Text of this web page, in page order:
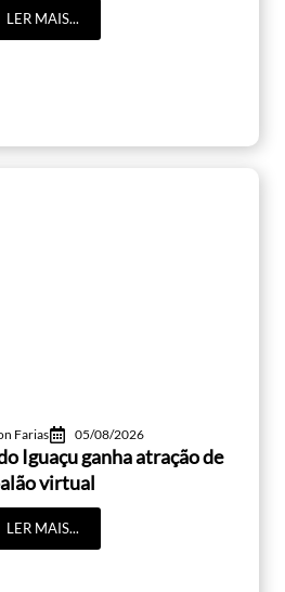
LER MAIS...
Farias 05/08/2026
Iguaçu ganha atração de
virtual
LER MAIS...